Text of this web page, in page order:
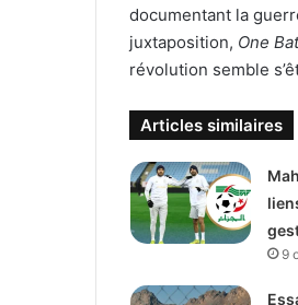
documentant la
juxtaposition, One
révolution semble
Articles similaires
9